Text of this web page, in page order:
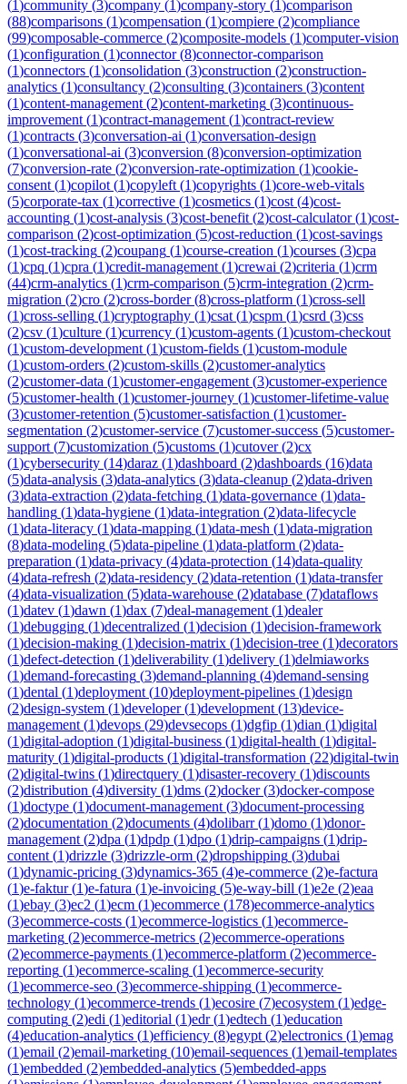
(1)community (3)company (1)company-story (1)comparison
(88)comparisons (1)compensation (1)compiere (2)compliance
(99)composable-commerce (2)composite-models (1)computer-vision
(1)configuration (1)connector(8)connector-comparison
(1)connectors (1)consolidation (3)construction (2)construction-
analytics (1)consultancy (2)consulting (3)containers (3)content
(1)content-management (2)content-marketing (3)continuous-
improvement (1)contract-management (1)contract-review
(1)contracts (3)conversation-ai (1)conversation-design
(1)conversational-ai (3)conversion (8)conversion-optimization
(7)conversion-rate (2)conversion-rate-optimization (1)cookie-
consent (1)copilot (1)copyleft (1)copyrights (1)core-web-vitals
(5)corporate-tax (1)corrective (1)cosmetics (1)cost (4)cost-
accounting (1)cost-analysis (3)cost-benefit (2)cost-calculator(1)cost-
comparison (2)cost-optimization (5)cost-reduction (1)cost-savings
(1)cost-tracking (2)coupang (1)course-creation (1)courses (3)cpa
(1)cpq (1)cpra (1)credit-management (1)crewai (2)criteria (1)crm
(44)crm-analytics (1)crm-comparison (5)crm-integration (2)crm-
migration (2)cro (2)cross-border(8)cross-platform (1)cross-sell
(1)cross-selling (1)cryptography (1)csat (1)cspm (1)csrd (3)css
(2)csv (1)culture (1)currency (1)custom-agents (1)custom-checkout
(1)custom-development (1)custom-fields (1)custom-module
(1)custom-orders (2)custom-skills (2)customer-analytics
(2)customer-data (1)customer-engagement (3)customer-experience
(5)customer-health (1)customer-journey (1)customer-lifetime-value
(3)customer-retention (5)customer-satisfaction (1)customer-
segmentation (2)customer-service (7)customer-success (5)customer-
support (7)customization (5)customs (1)cutover(2)cx
(1)cybersecurity (14)daraz (1)dashboard (2)dashboards (16)data
(5)data-analysis (3)data-analytics (3)data-cleanup (2)data-driven
(3)data-extraction (2)data-fetching (1)data-governance (1)data-
handling (1)data-hygiene (1)data-integration (2)data-lifecycle
(1)data-literacy (1)data-mapping (1)data-mesh (1)data-migration
(8)data-modeling (5)data-pipeline (1)data-platform (2)data-
preparation (1)data-privacy (4)data-protection (14)data-quality
(4)data-refresh (2)data-residency (2)data-retention (1)data-transfer
(4)data-visualization (5)data-warehouse (2)database (7)dataflows
(1)datev (1)dawn (1)dax (7)deal-management (1)dealer
(1)debugging (1)decentralized (1)decision (1)decision-framework
(1)decision-making (1)decision-matrix (1)decision-tree (1)decorators
(1)defect-detection (1)deliverability (1)delivery (1)delmiaworks
(1)demand-forecasting (3)demand-planning (4)demand-sensing
(1)dental (1)deployment (10)deployment-pipelines (1)design
(2)design-system (1)developer(1)development (13)device-
management (1)devops (29)devsecops (1)dgfip (1)dian (1)digital
(1)digital-adoption (1)digital-business (1)digital-health (1)digital-
maturity (1)digital-products (1)digital-transformation (22)digital-twin
(2)digital-twins (1)directquery (1)disaster-recovery (1)discounts
(2)distribution (4)diversity (1)dms (2)docker(3)docker-compose
(1)doctype (1)document-management (3)document-processing
(2)documentation (2)documents (4)dolibarr(1)domo (1)donor-
management (2)dpa (1)dpdp (1)dpo (1)drip-campaigns (1)drip-
content (1)drizzle (3)drizzle-orm (2)dropshipping (3)dubai
(1)dynamic-pricing (3)dynamics-365 (4)e-commerce (2)e-factura
(1)e-faktur(1)e-fatura (1)e-invoicing (5)e-way-bill (1)e2e (2)eaa
(1)ebay (3)ec2 (1)ecm (1)ecommerce (178)ecommerce-analytics
(3)ecommerce-costs (1)ecommerce-logistics (1)ecommerce-
marketing (2)ecommerce-metrics (2)ecommerce-operations
(2)ecommerce-payments (1)ecommerce-platform (2)ecommerce-
reporting (1)ecommerce-scaling (1)ecommerce-security
(1)ecommerce-seo (3)ecommerce-shipping (1)ecommerce-
technology (1)ecommerce-trends (1)ecosire (7)ecosystem (1)edge-
computing (2)edi (1)editorial (1)edr(1)edtech (1)education
(4)education-analytics (1)efficiency (8)egypt (2)electronics (1)emag
(1)email (2)email-marketing (10)email-sequences (1)email-templates
(1)embedded (2)embedded-analytics (5)embedded-apps